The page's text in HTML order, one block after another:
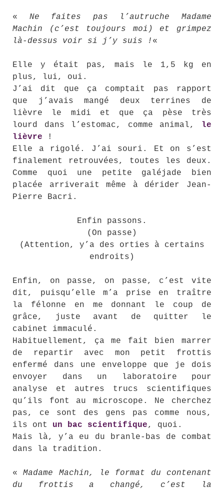
« Ne faites pas l’autruche Madame
Machin (c’est toujours moi) et grimpez
là-dessus voir si j’y suis ! «
Elle y était pas, mais le 1,5 kg en
plus, lui, oui.
J’ai dit que ça comptait pas rapport
que j’avais mangé deux terrines de
lièvre le midi et que ça pèse très
lourd dans l’estomac, comme animal, le
lièvre !
Elle a rigolé. J’ai souri. Et on s’est
finalement retrouvées, toutes les deux.
Comme quoi une petite galéjade bien
placée arriverait même à dérider Jean-
Pierre Bacri.
Enfin passons.
(On passe)
(Attention, y’a des orties à certains
endroits)
Enfin, on passe, on passe, c’est vite
dit, puisqu’elle m’a prise en traître
la félonne en me donnant le coup de
grâce, juste avant de quitter le
cabinet immaculé.
Habituellement, ça me fait bien marrer
de repartir avec mon petit frottis
enfermé dans une enveloppe que je dois
envoyer dans un laboratoire pour
analyse et autres trucs scientifiques
qu’ils font au microscope. Ne cherchez
pas, ce sont des gens pas comme nous,
ils ont un bac scientifique, quoi.
Mais là, y’a eu du branle-bas de combat
dans la tradition.
«Madame Machin, le format du contenant
du frottis a changé, c’est la